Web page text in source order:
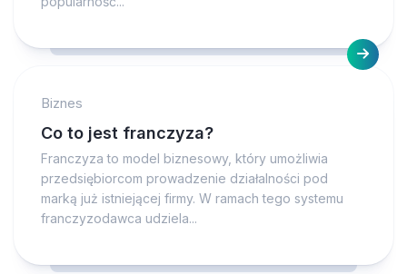
Biznes
Co to jest franczyza?
Franczyza to model biznesowy, który umożliwia
przedsiębiorcom prowadzenie działalności pod
marką już istniejącej firmy. W ramach tego systemu
franczyzodawca udziela...